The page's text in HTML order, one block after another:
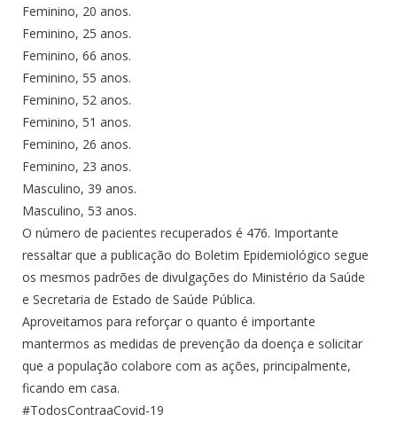
Feminino, 20 anos.
Feminino, 25 anos.
Feminino, 66 anos.
Feminino, 55 anos.
Feminino, 52 anos.
Feminino, 51 anos.
Feminino, 26 anos.
Feminino, 23 anos.
Masculino, 39 anos.
Masculino, 53 anos.
O número de pacientes recuperados é 476. Importante
ressaltar que a publicação do Boletim Epidemiológico segue
os mesmos padrões de divulgações do Ministério da Saúde
e Secretaria de Estado de Saúde Pública.
Aproveitamos para reforçar o quanto é importante
mantermos as medidas de prevenção da doença e solicitar
que a população colabore com as ações, principalmente,
ficando em casa.
#TodosContraaCovid-19